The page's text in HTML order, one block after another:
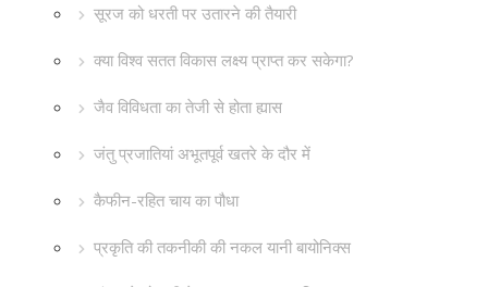
सूरज को धरती पर उतारने की तैयारी
क्या विश्व सतत विकास लक्ष्य प्राप्त कर सकेगा?
जैव विविधता का तेजी से होता ह्यास
जंतु प्रजातियां अभूतपूर्व खतरे के दौर में
कैफीन-रहित चाय का पौधा
प्रकृति की तकनीकी की नकल यानी बायोनिक्स